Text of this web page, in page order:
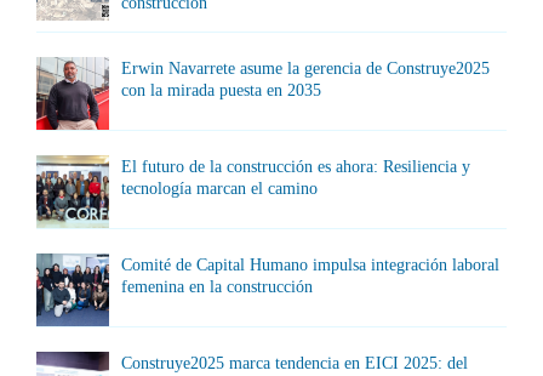
Erwin Navarrete asume la gerencia de Construye2025
con la mirada puesta en 2035
El futuro de la construcción es ahora: Resiliencia y
tecnología marcan el camino
Comité de Capital Humano impulsa integración laboral
femenina en la construcción
Construye2025 marca tendencia en EICI 2025: del